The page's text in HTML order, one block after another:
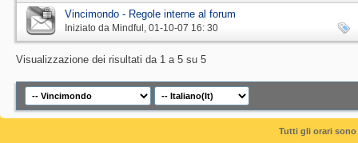
Vincimondo - Regole interne al forum
Iniziato da Mindful ‎, 01-10-07 16: 30
Visualizzazione dei risultati da 1 a 5 su 5
Tutti gli orari